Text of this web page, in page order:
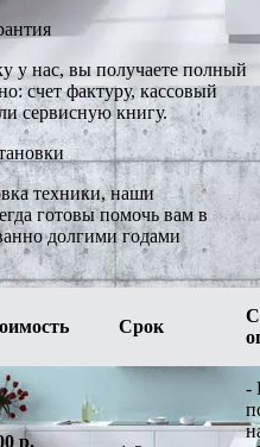
у нас, вы получаете полный
счет фактуру, кассовый
сервисную книгу.
техники, наши
готовы помочь вам в
долгими годами
Срок
р.
-